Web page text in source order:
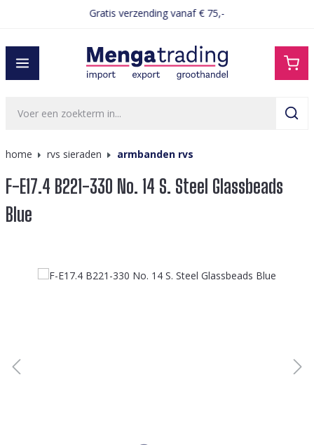
Gratis verzending vanaf € 75,-
home rvs sieraden armbanden rvs
F-E17.4 B221-330 No. 14 S. Steel Glassbeads
Blue
Afbeeldingengalerij overslaan